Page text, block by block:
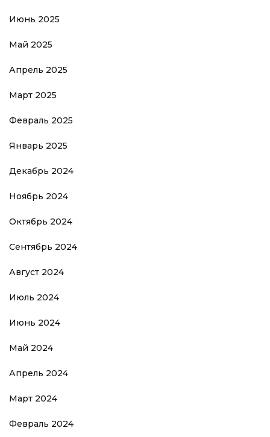
Июнь 2025
Май 2025
Апрель 2025
Март 2025
Февраль 2025
Январь 2025
Декабрь 2024
Ноябрь 2024
Октябрь 2024
Сентябрь 2024
Август 2024
Июль 2024
Июнь 2024
Май 2024
Апрель 2024
Март 2024
Февраль 2024